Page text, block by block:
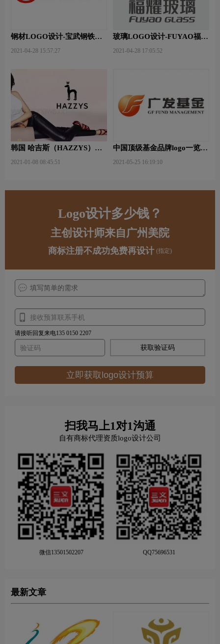
钢材LOGO设计-宝武钢铁品
2021-04-28 15:57:27
玻璃LOGO设计-FUYAO福耀
2021-04-28 17:05:52
韩国 哈吉斯（HAZZYS）品
2021-01-08 08:45:51
中国顶级基金品牌logo一览：
2021-05-25 16:19:10
Logo设计多少钱？
主创设计师来自广州美院
商标注册不成功免费再设计 (指定)
请接听回复来电135 0150 2207
获取验证码
立即获取logo设计预算
扫我马上1对1沟通
自有商标代理资质logo设计公司
微信13501502207 QQ75696531
最新文章